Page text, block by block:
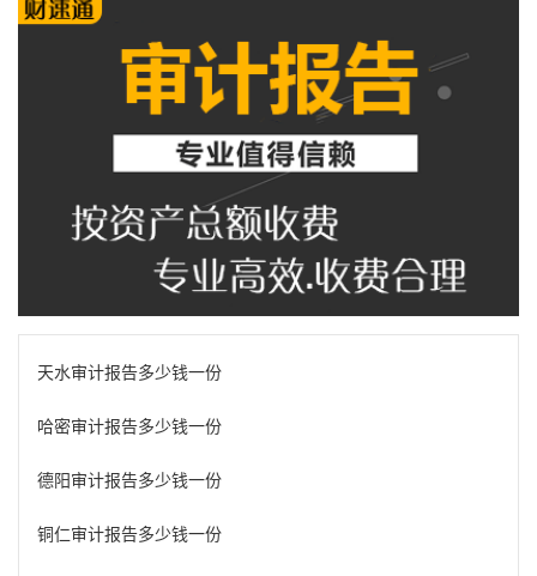
天水审计报告多少钱一份
哈密审计报告多少钱一份
德阳审计报告多少钱一份
铜仁审计报告多少钱一份